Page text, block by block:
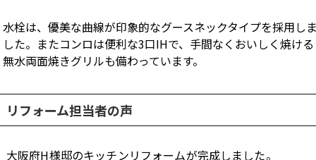
水栓は、優美な曲線が印象的なグースネックタイプを採用し
した。またコンロは便利な3口IHで、手間なくおいしく焼ける
無水両面焼きグリルも備わっています。
リフォーム担当者の声
大阪府H様邸のキッチンリフォームが完成しました。